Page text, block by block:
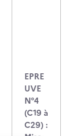
EPRE
UVE
N°4
(C19 à
C29) :